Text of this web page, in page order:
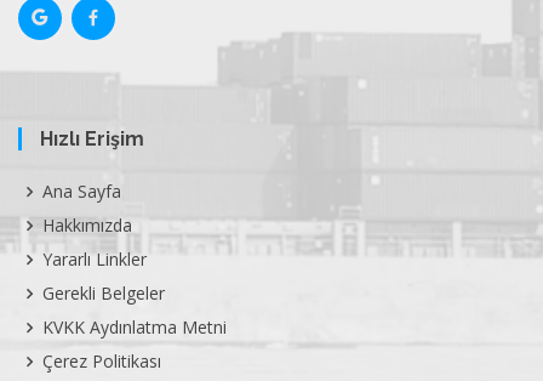
Hızlı Erişim
Ana Sayfa
Hakkımızda
Yararlı Linkler
Gerekli Belgeler
KVKK Aydınlatma Metni
Çerez Politikası